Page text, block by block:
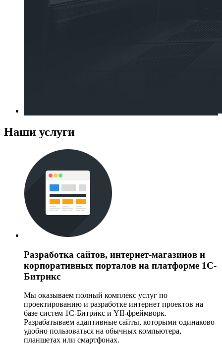
Наши услуги
Разработка сайтов, интернет-магазинов и
корпоративных порталов на платформе 1С-
Битрикс
Мы оказываем полный комплекс услуг по
проектированию и разработке интернет проектов на
базе систем 1С-Битрикс и YII-фреймворк.
Разрабатываем адаптивные сайты, которыми одинаково
удобно пользоваться на обычных компьютера,
планшетах или смартфонах.